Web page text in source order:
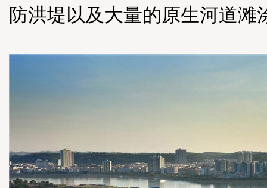
防洪堤以及大量的原生河道滩